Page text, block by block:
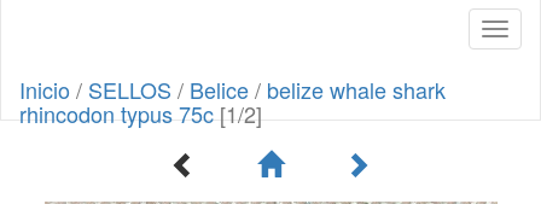
Inicio / SELLOS / Belice/ belize whale shark
rhincodon typus 75c[1/2]